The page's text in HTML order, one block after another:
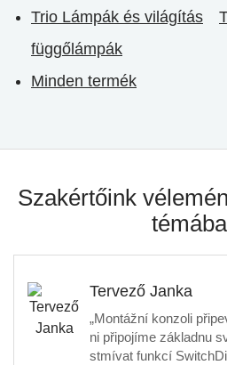
Trio Lámpák és világítás
függőlámpák
Minden termék
Szakértőink
Tervező Janka
„Montážní konzoli
ni připojíme základnu
stmívat funkcí